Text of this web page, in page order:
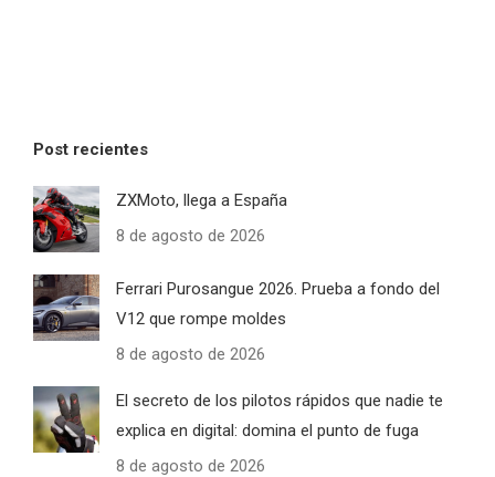
Post recientes
ZXMoto, llega a España
8 de agosto de 2026
Ferrari Purosangue 2026. Prueba a fondo del
V12 que rompe moldes
8 de agosto de 2026
El secreto de los pilotos rápidos que nadie te
explica en digital: domina el punto de fuga
8 de agosto de 2026